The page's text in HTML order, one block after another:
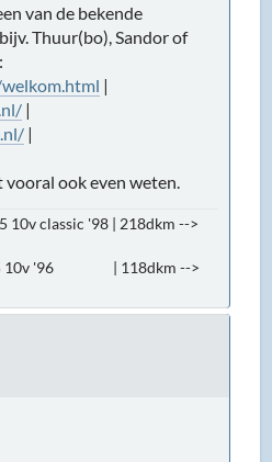
van de bekende
Thuur(bo), Sandor of
|
|
|
ook even weten.
classic '98 | 218dkm -->
10v '96 | 118dkm -->